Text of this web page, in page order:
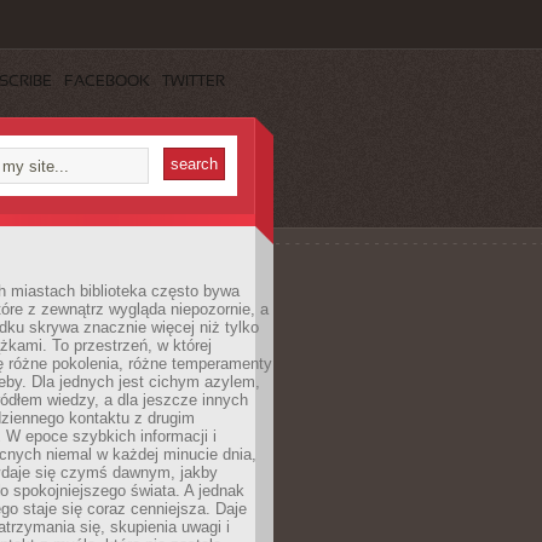
FACEBOOK TWITTER
miastach biblioteka często bywa
z zewnątrz wygląda niepozornie, a
skrywa znacznie więcej niż tylko
To przestrzeń, w której
różne pokolenia, różne temperamenty
Dla jednych jest cichym azylem,
wiedzy, a dla jeszcze innych
kontaktu z drugim
W epoce szybkich informacji i
niemal w każdej minucie dnia,
się czymś dawnym, jakby
spokojniejszego świata. A jednak
staje się coraz cenniejsza. Daje
się, skupienia uwagi i